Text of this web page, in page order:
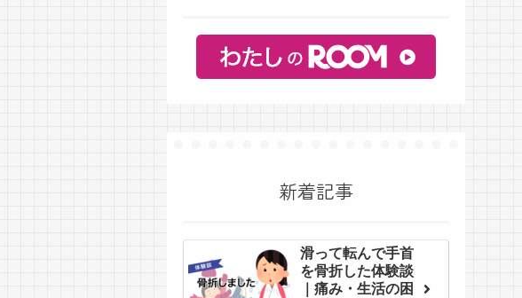
新着記事
滑って転んで手首
を骨折した体験談
｜痛み・生活の困